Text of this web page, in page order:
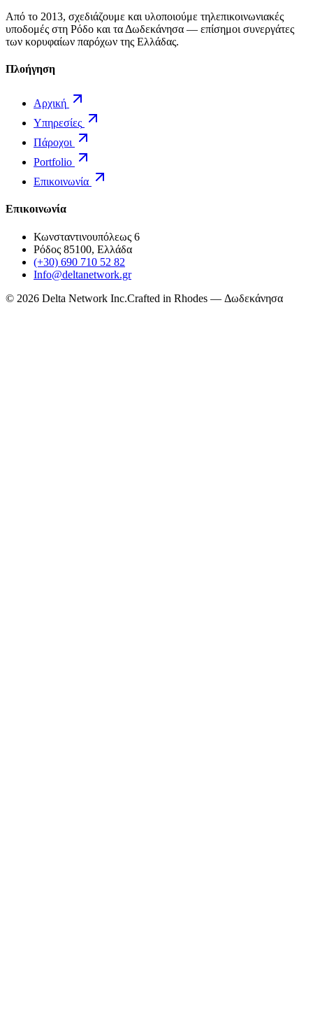
Από το 2013, σχεδιάζουμε και υλοποιούμε τηλεπικοινωνιακές
υποδομές στη Ρόδο και τα Δωδεκάνησα — επίσημοι συνεργάτες
των κορυφαίων παρόχων της Ελλάδας.
Πλοήγηση
Αρχική
Υπηρεσίες
Πάροχοι
Portfolio
Επικοινωνία
Επικοινωνία
Κωνσταντινουπόλεως 6
Ρόδος 85100, Ελλάδα
(+30) 690 710 52 82
Info@deltanetwork.gr
© 2026 Delta Network Inc.Crafted in Rhodes — Δωδεκάνησα